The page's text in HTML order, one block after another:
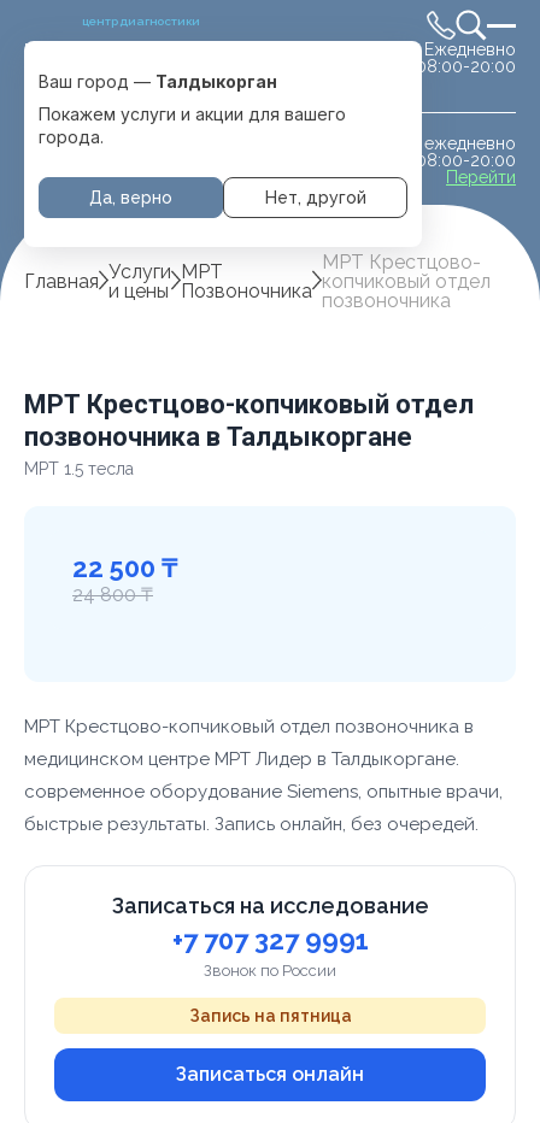
центр диагностики
Выбрать город
с. Отеген батыра
Ежедневно
08:00-20:00
ежедневно
08:00-20:00
Перейти
Ваш город — Талдыкорган
Покажем услуги и акции для вашего
города.
Да, верно Нет, другой
Главная Услуги
и цены
МРТ
Позвоночника
МРТ Крестцово-
копчиковый отдел
позвоночника
МРТ Крестцово-копчиковый отдел
позвоночника в Талдыкоргане
МРТ 1.5 тесла
22 500 ₸
24 800 ₸
МРТ Крестцово-копчиковый отдел позвоночника в
медицинском центре МРТ Лидер в Талдыкоргане.
современное оборудование Siemens, опытные врачи,
быстрые результаты. Запись онлайн, без очередей.
Записаться на исследование
+7 707 327 9991
Звонок по России
Запись на пятница
Записаться онлайн